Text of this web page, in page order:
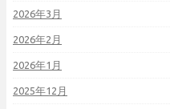
2026年3月
2026年2月
2026年1月
2025年12月